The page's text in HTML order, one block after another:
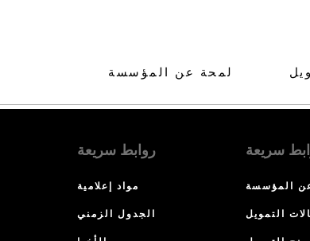
لمحة عن المؤسسة
روابط سريعة
مواد إعلامية
الجدول الزمني
سريعة
المؤسسة
التمويل